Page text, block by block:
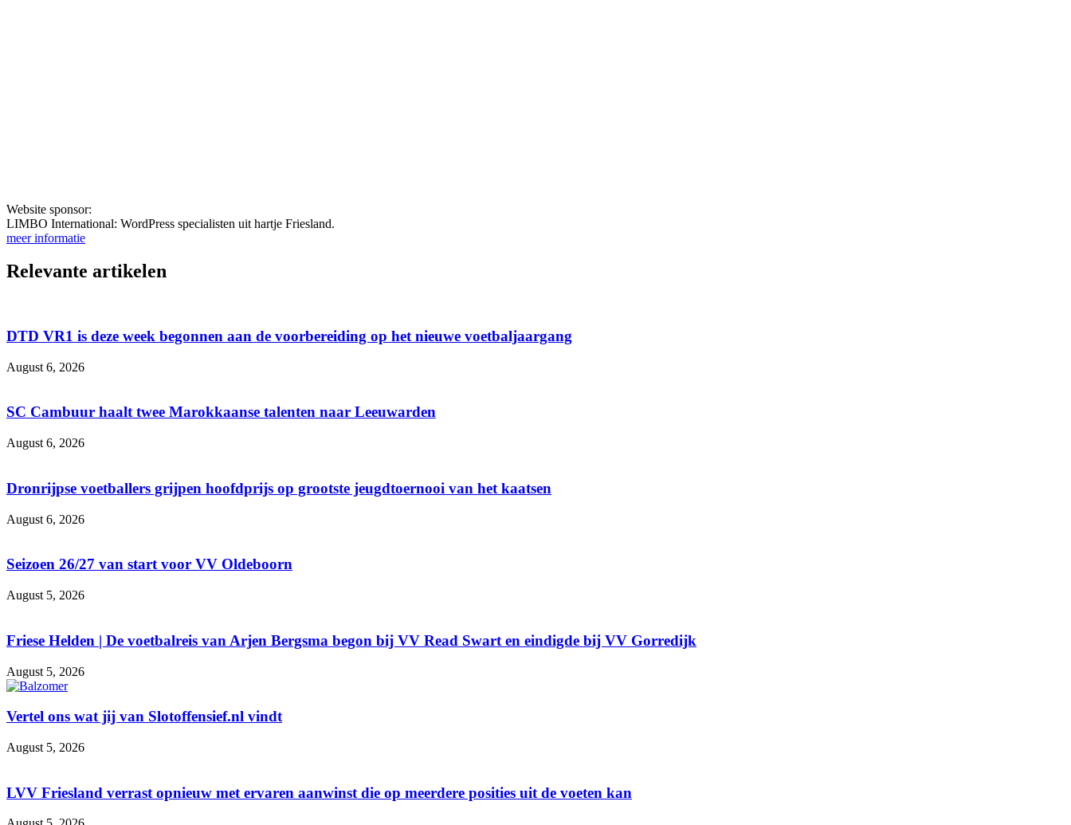
Website sponsor:
LIMBO International: WordPress specialisten uit hartje Friesland.
meer informatie
Relevante artikelen
DTD VR1 is deze week begonnen aan de voorbereiding op het nieuwe voetbaljaargang
August 6, 2026
SC Cambuur haalt twee Marokkaanse talenten naar Leeuwarden
August 6, 2026
Dronrijpse voetballers grijpen hoofdprijs op grootste jeugdtoernooi van het kaatsen
August 6, 2026
Seizoen 26/27 van start voor VV Oldeboorn
August 5, 2026
Friese Helden | De voetbalreis van Arjen Bergsma begon bij VV Read Swart en eindigde bij VV Gorredijk
August 5, 2026
Vertel ons wat jij van Slotoffensief.nl vindt
August 5, 2026
LVV Friesland verrast opnieuw met ervaren aanwinst die op meerdere posities uit de voeten kan